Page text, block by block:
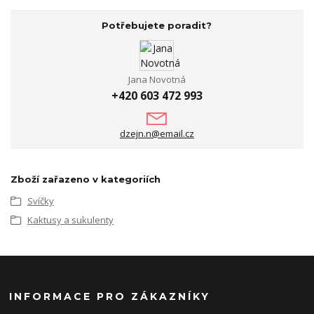
Potřebujete poradit?
Jana Novotná
+420 603 472 993
dzejn.n@email.cz
Zboží zařazeno v kategoriích
Svíčky
Kaktusy a sukulenty
INFORMACE PRO ZÁKAZNÍKY